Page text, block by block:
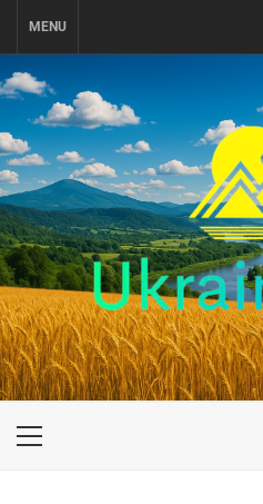
MENU
UKRAINE-IS
ПОДОРОЖI ПО УКРАЇНІ
Primary